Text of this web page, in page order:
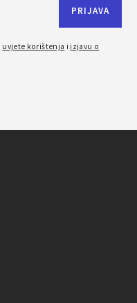
uvjete korištenja i izjavu o